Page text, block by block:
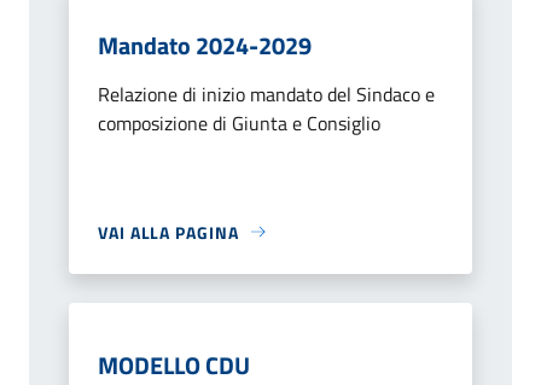
Mandato 2024-2029
Relazione di inizio mandato del Sindaco e
composizione di Giunta e Consiglio
VAI ALLA PAGINA
MODELLO CDU